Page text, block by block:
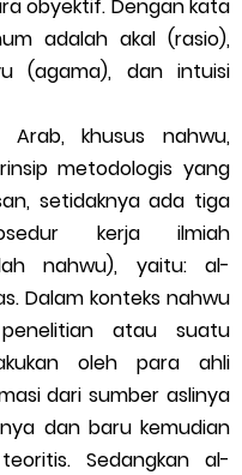
obyektif. Dengan kata
adalah akal (rasio),
(agama), dan intuisi
Arab, khusus nahwu,
metodologis yang
setidaknya ada tiga
kerja ilmiah
nahwu), yaitu: al-
Dalam konteks nahwu
atau suatu
oleh para ahli
dari sumber aslinya
dan baru kemudian
Sedangkan al-